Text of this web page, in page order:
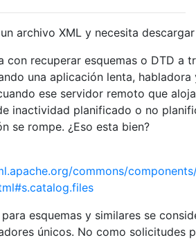
archivo XML y necesita
con recuperar esquemas o DTD a
una aplicación lenta, habladora
ese servidor remoto que
inactividad planificado o no
se rompe. ¿Eso esta bien?
commons/
para esquemas y similares se
únicos. No como solicitudes